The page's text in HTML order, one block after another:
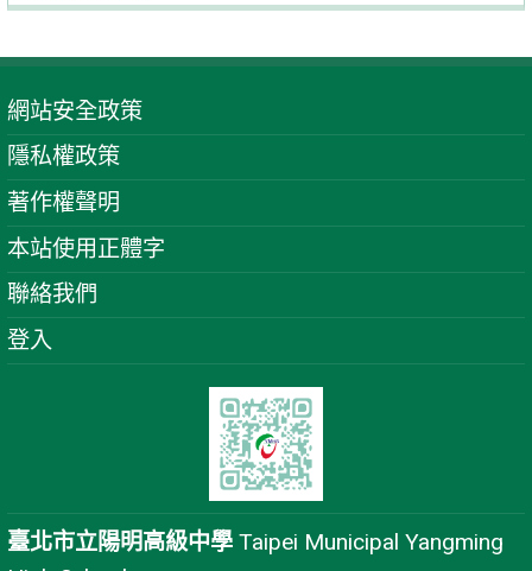
網站安全政策
隱私權政策
著作權聲明
本站使用正體字
聯絡我們
登入
臺北市立陽明高級中學 Taipei Municipal Yangming